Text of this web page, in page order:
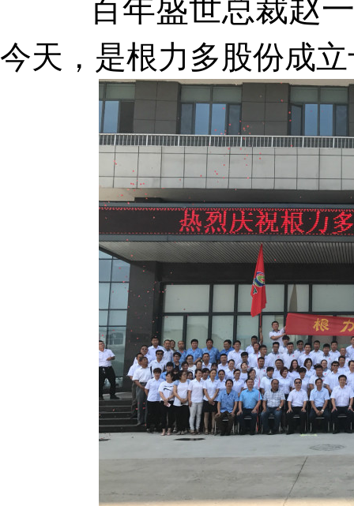
百年盛世总裁赵
今天，是根力多股份成